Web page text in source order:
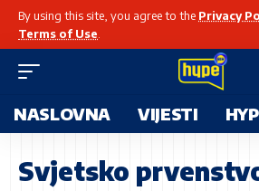
By using this site, you agree to the Privacy
Terms of Use
NASLOVNA VIJESTI
Svjetsko